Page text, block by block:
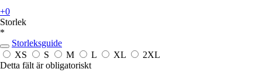
+0
Storlek
*
Storleksguide
XS
S M L XL
2XL
Detta fält är obligatoriskt